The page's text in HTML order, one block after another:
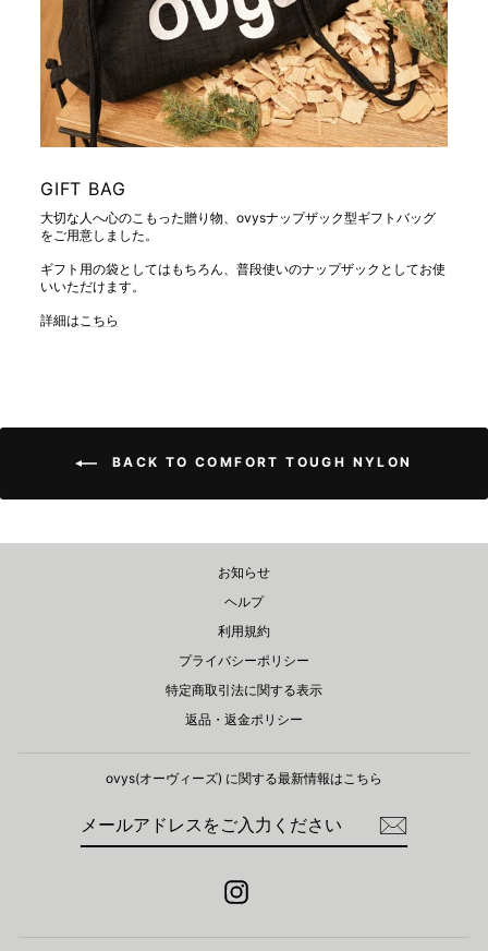
GIFT BAG
大切な人へ心のこもった贈り物、ovysナップザック型ギフトバッグ
をご用意しました。
ギフト用の袋としてはもちろん、普段使いのナップザックとしてお使
いいただけます。
詳細は こちら
BACK TO COMFORT TOUGH NYLON
お知らせ
ヘルプ
利用規約
プライバシーポリシー
特定商取引法に関する表示
返品・返金ポリシー
ovys(オーヴィーズ) に関する​最新情報はこちら
Instagram